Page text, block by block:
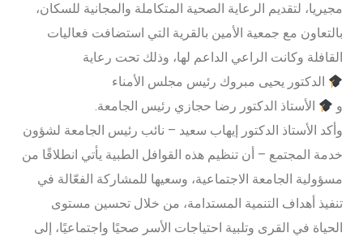
مجيريا، لتقديم الرعاية الصحية المتكاملة والمجانية للسكان،
بالتعاون مع جمعية الأمين بالقرية التي استضافت فعاليات
القافلة وكانت الراعي الداعم لها، وذلك تحت رعاية
الدكتور يحيى مبروك رئيس مجلس الأمناء
و
الأستاذ الدكتور رضا حجازي رئيس الجامعة.
وأكد الأستاذ الدكتور إيهاب سعيد – نائب رئيس الجامعة لشؤون
خدمة المجتمع – أن تنظيم هذه القوافل الطبية يأتي انطلاقًا من
مسؤولية الجامعة الاجتماعية، وسعيها للمشاركة الفعّالة في
تنفيذ أهداف التنمية المستدامة، من خلال تحسين مستوى
الحياة في القرى وتلبية احتياجات الأسر صحيًا واجتماعيًا، إلى